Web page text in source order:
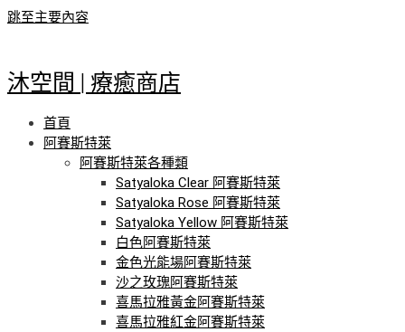
跳至主要內容
沐空間 | 療癒商店
首頁
阿賽斯特萊
阿賽斯特萊各種類
Satyaloka Clear 阿賽斯特萊
Satyaloka Rose 阿賽斯特萊
Satyaloka Yellow 阿賽斯特萊
白色阿賽斯特萊
金色光能場阿賽斯特萊
沙之玫瑰阿賽斯特萊
喜馬拉雅黃金阿賽斯特萊
喜馬拉雅紅金阿賽斯特萊